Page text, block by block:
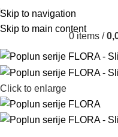
Skip to navigation
Skip to main content
0 items /
Click to enlarge